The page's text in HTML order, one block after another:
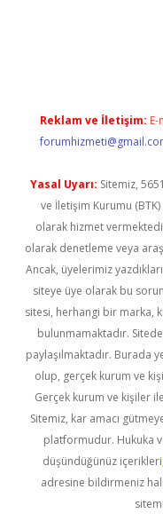
Reklam ve İletişim: E-
Yasal Uyarı: Sitemiz,
ve İletişim Kurumu (BTK)
olarak hizmet
olarak denetleme veya
Ancak, üyelerimiz
siteye üye olarak bu
sitesi, herhangi bir marka,
bulunmamaktadır.
paylaşılmaktadır. Burada
olup, gerçek kurum ve
Gerçek kurum ve kişiler
Sitemiz, kar amacı
platformudur. Hukuka
düşündüğünüz içerikleri,
adresine bildirmeniz